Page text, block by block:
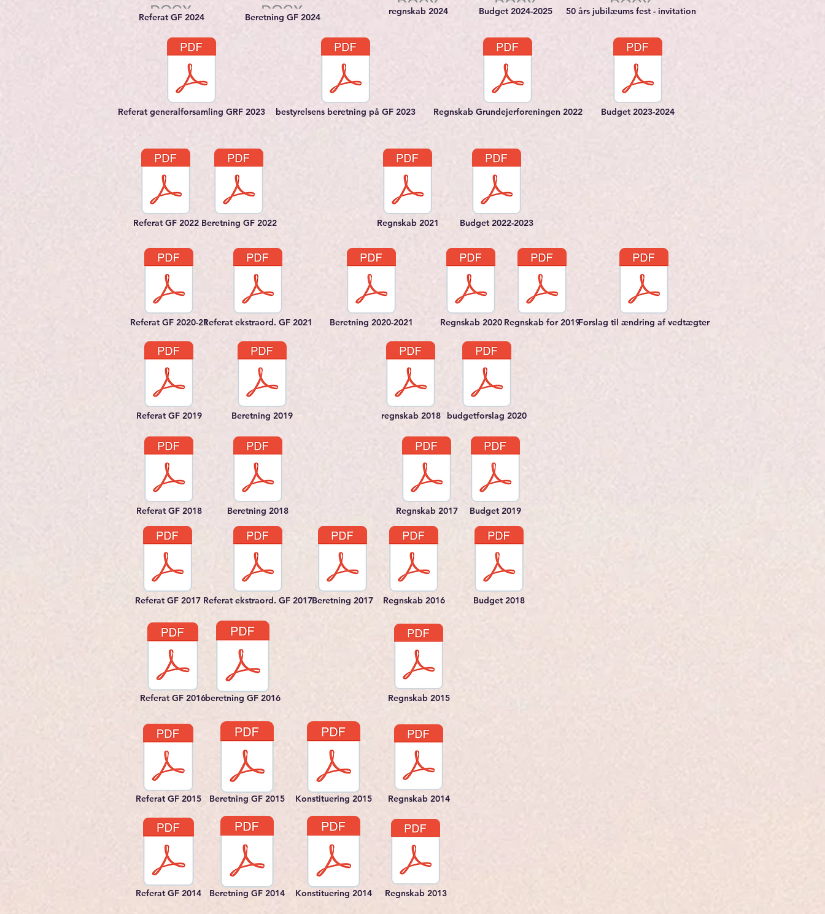
Referat GF 2024 Beretning GF 2024
regnskab 2024 Budget 2024-2025 50 års jubilæums fest - invitation
Referat generalforsamling GRF 2023 bestyrelsens beretning på GF 2023 Regnskab Grundejerforeningen 2022 Budget 2023-2024
Referat GF 2022
Referat GF 2020-21
Referat GF 2019
Referat GF 2018
Referat GF 2017
Beretning GF 2022
Referat ekstraord. GF 2021
Beretning 2019
Beretning 2018
Referat ekstraord. GF 2017
Regnskab 2021 Budget 2022-2023
Beretning 2020-2021
regnskab 2018
Regnskab 2020 Regnskab for 2019
budgetforslag 2020
Beretning 2017
Regnskab 2017
Regnskab 2016
Budget 2019
Budget 2018
Forslag til ændring af vedtægter
Referat GF 2016beretning GF 2016
Referat GF 2015
Referat GF 2014
Beretning GF 2015
Beretning GF 2014
Konstituering 2015
Konstituering 2014
Regnskab 2015
Regnskab 2014
Regnskab 2013